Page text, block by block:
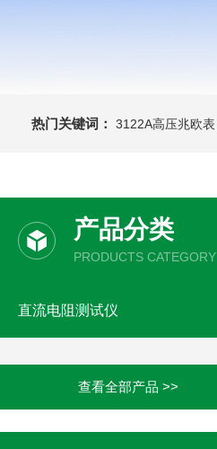
热门关键词： 3122A高压兆欧表
产品分类
PRODUCTS CATEGORY
直流电阻测试仪
查看全部产品 >>